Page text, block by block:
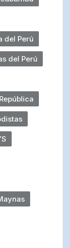
del Perú
del Perú